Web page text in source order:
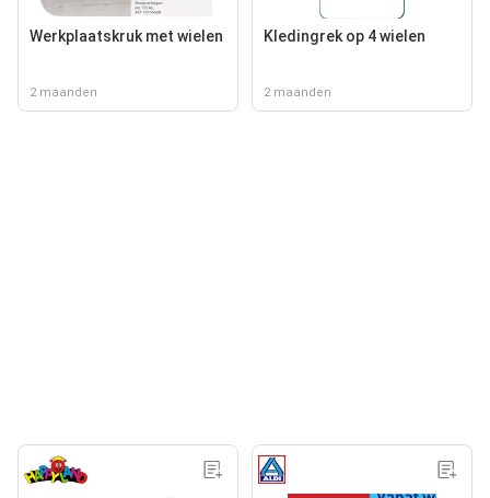
Werkplaatskruk met wielen
2 maanden
Kledingrek op 4 wielen
2 maanden